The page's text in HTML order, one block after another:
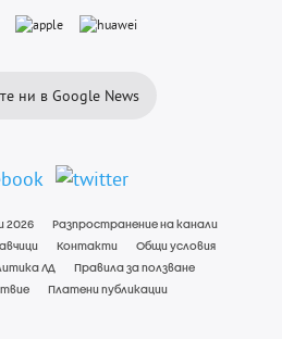
ни в Google News
2026
Разпространение на канали
Контакти
Общи условия
ЛД
Правила за ползване
Платени публикации